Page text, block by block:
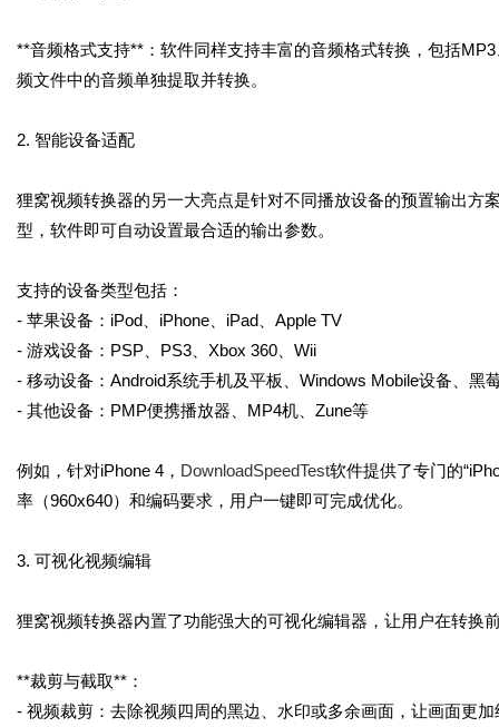
**音频格式支持**：软件同样支持丰富的音频格式转换，包括
频文件中的音频单独提取并转换。
2. 智能设备适配
狸窝视频转换器的另一大亮点是针对不同播放设备的预置输出方
型，软件即可自动设置最合适的输出参数。
支持的设备类型包括：
- 苹果设备：iPod、iPhone、iPad、Apple TV
- 游戏设备：PSP、PS3、Xbox 360、Wii
- 移动设备：Android系统手机及平板、Windows Mobile设备、黑
- 其他设备：PMP便携播放器、MP4机、Zune等
例如，针对iPhone 4， DownloadSpeedTest软件提供了专门的
率（960x640）和编码要求，用户一键即可完成优化。
3. 可视化视频编辑
狸窝视频转换器内置了功能强大的可视化编辑器，让用户在转换
**裁剪与截取**：
- 视频裁剪：去除视频四周的黑边、水印或多余画面，让画面更加